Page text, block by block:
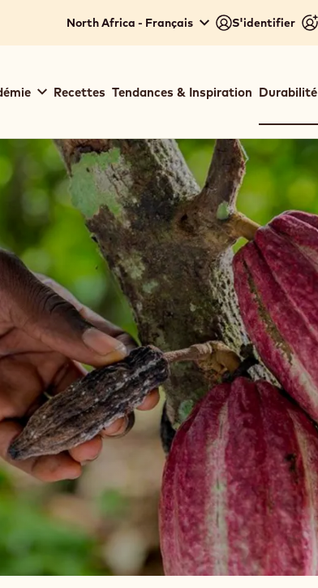
North Africa - Français S'identifier
Recettes Tendances & Inspiration Durabilité